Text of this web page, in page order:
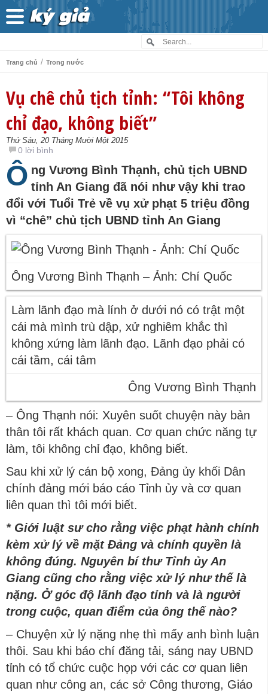
Trang chủ / Trong nước
Vụ chê chủ tịch tỉnh: “Tôi không
chỉ đạo, không biết”
Thứ Sáu, 20 Tháng Mười Một 2015
0 lời bình
Ô ng Vương Bình Thạnh, chủ tịch UBND
tỉnh An Giang đã nói như vậy khi trao
đổi với Tuổi Trẻ về vụ xử phạt 5 triệu đồng
vì “chê” chủ tịch UBND tỉnh An Giang
Ông Vương Bình Thạnh – Ảnh: Chí Quốc
Làm lãnh đạo mà lính ở dưới nó có trật một
cái mà mình trù dập, xử nghiêm khắc thì
không xứng làm lãnh đạo. Lãnh đạo phải có
cái tầm, cái tâm
Ông Vương Bình Thạnh
– Ông Thạnh nói: Xuyên suốt chuyện này bản
thân tôi rất khách quan. Cơ quan chức năng tự
làm, tôi không chỉ đạo, không biết.
Sau khi xử lý cán bộ xong, Đảng ủy khối Dân
chính đảng mới báo cáo Tỉnh ủy và cơ quan
liên quan thì tôi mới biết.
* Giới luật sư cho rằng việc phạt hành chính
kèm xử lý về mặt Đảng và chính quyền là
không đúng. Nguyên bí thư Tỉnh ủy An
Giang cũng cho rằng việc xử lý như thế là
nặng. Ở góc độ lãnh đạo tỉnh và là người
trong cuộc, quan điểm của ông thế nào?
– Chuyện xử lý nặng nhẹ thì mấy anh bình luận
thôi. Sau khi báo chí đăng tải, sáng nay UBND
tỉnh có tổ chức cuộc họp với các cơ quan liên
quan như công an, các sở Công thương, Giáo